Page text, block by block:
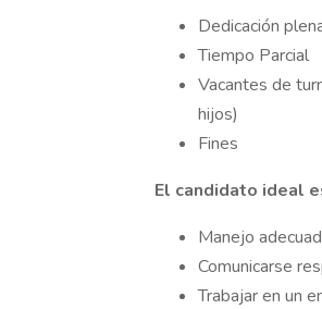
Dedicación
Tiempo Parcial
Vacantes de
hijos)
Fines
El candidato ideal
Manejo
Comunicarse
Trabajar en un